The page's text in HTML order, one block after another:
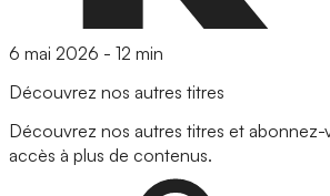
6 mai 2026 - 12 min
Découvrez nos autres titres
Découvrez nos autres titres et
accès à plus de contenus.